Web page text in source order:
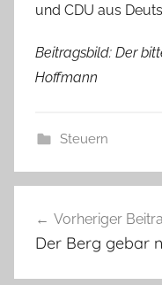
und CDU aus
Beitragsbild: Der
Hoffmann
Steuern
Vorheriger
Der Berg gebar